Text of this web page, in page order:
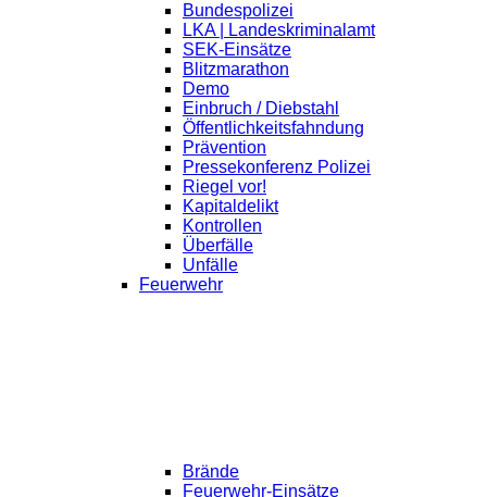
Bundespolizei
LKA | Landeskriminalamt
SEK-Einsätze
Blitzmarathon
Demo
Einbruch / Diebstahl
Öffentlichkeitsfahndung
Prävention
Pressekonferenz Polizei
Riegel vor!
Kapitaldelikt
Kontrollen
Überfälle
Unfälle
Feuerwehr
Brände
Feuerwehr-Einsätze